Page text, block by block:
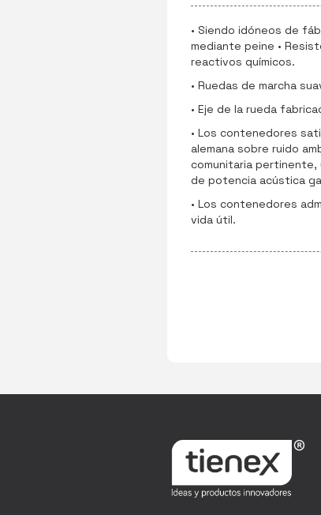
• Siendo idóneos de
mediante peine •
reactivos químicos.
• Ruedas de marcha
• Eje de la rueda
• Los contenedores
alemana sobre ruido
comunitaria pertinente,
de potencia acústica
• Los contenedores
vida útil.